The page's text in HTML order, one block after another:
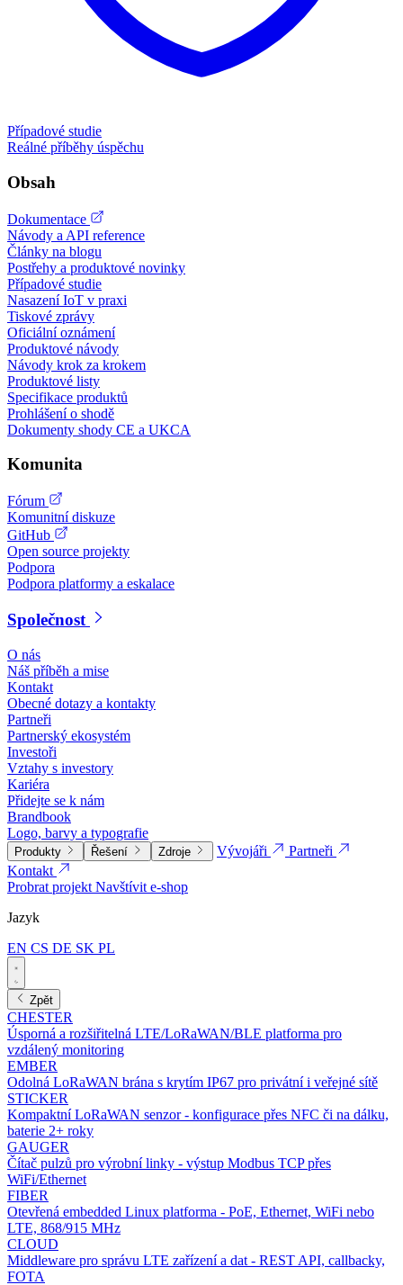
Případové studie
Reálné příběhy úspěchu
Obsah
Dokumentace
Návody a API reference
Články na blogu
Postřehy a produktové novinky
Případové studie
Nasazení IoT v praxi
Tiskové zprávy
Oficiální oznámení
Produktové návody
Návody krok za krokem
Produktové listy
Specifikace produktů
Prohlášení o shodě
Dokumenty shody CE a UKCA
Komunita
Fórum
Komunitní diskuze
GitHub
Open source projekty
Podpora
Podpora platformy a eskalace
Společnost
O nás
Náš příběh a mise
Kontakt
Obecné dotazy a kontakty
Partneři
Partnerský ekosystém
Investoři
Vztahy s investory
Kariéra
Přidejte se k nám
Brandbook
Logo, barvy a typografie
Produkty Řešení Zdroje Vývojáři
Partneři
Kontakt
Probrat projektNavštívit e-shop
Jazyk
EN CS DE SK PL
Zpět
CHESTER
Úsporná a rozšiřitelná LTE/LoRaWAN/BLE platforma pro
vzdálený monitoring
EMBER
Odolná LoRaWAN brána s krytím IP67 pro privátní i veřejné sítě
STICKER
Kompaktní LoRaWAN senzor - konfigurace přes NFC či na dálku,
baterie 2+ roky
GAUGER
Čítač pulzů pro výrobní linky - výstup Modbus TCP přes
WiFi/Ethernet
FIBER
Otevřená embedded Linux platforma - PoE, Ethernet, WiFi nebo
LTE, 868/915 MHz
CLOUD
Middleware pro správu LTE zařízení a dat - REST API, callbacky,
FOTA